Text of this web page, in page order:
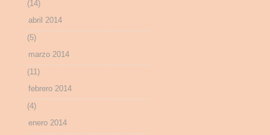
(14)
abril 2014
(5)
marzo 2014
(11)
febrero 2014
(4)
enero 2014